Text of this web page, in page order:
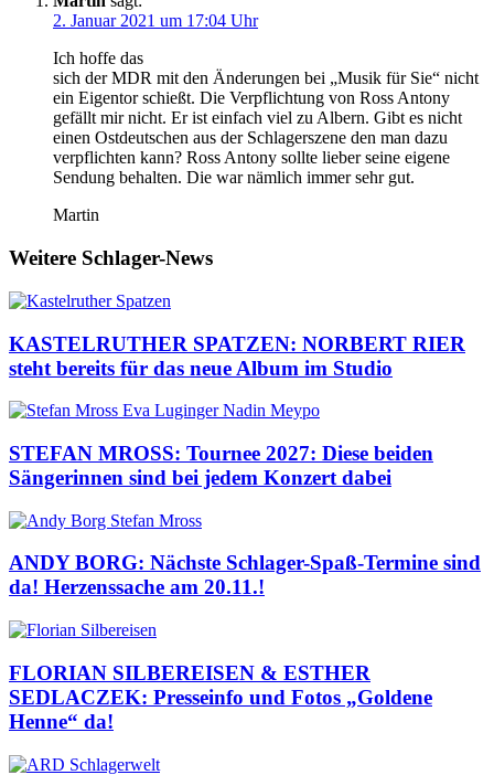
2. Januar 2021 um 17:04 Uhr
Ich hoffe das
sich der MDR mit den Änderungen bei „Musik für Sie“ nicht
ein Eigentor schießt. Die Verpflichtung von Ross Antony
gefällt mir nicht. Er ist einfach viel zu Albern. Gibt es nicht
einen Ostdeutschen aus der Schlagerszene den man dazu
verpflichten kann? Ross Antony sollte lieber seine eigene
Sendung behalten. Die war nämlich immer sehr gut.
Martin
Weitere Schlager-News
KASTELRUTHER SPATZEN: NORBERT RIER
steht bereits für das neue Album im Studio
STEFAN MROSS: Tournee 2027: Diese beiden
Sängerinnen sind bei jedem Konzert dabei
ANDY BORG: Nächste Schlager-Spaß-Termine sind
da! Herzenssache am 20.11.!
FLORIAN SILBEREISEN & ESTHER
SEDLACZEK: Presseinfo und Fotos „Goldene
Henne“ da!